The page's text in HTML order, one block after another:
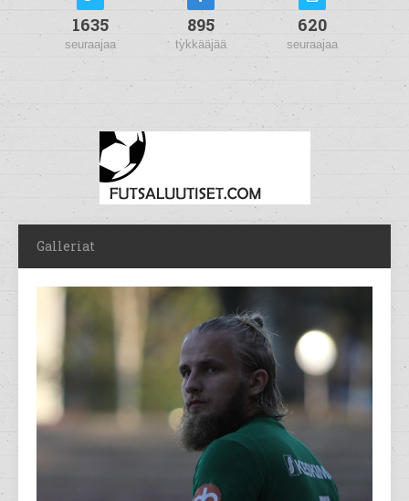
1635
seuraajaa
895
tykkääjää
620
seuraajaa
Galleriat